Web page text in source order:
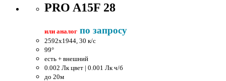
PRO A15F 28
или аналог по запросу
2592x1944, 30 к/c
99°
есть + внешний
0.002 Лк цвет | 0.001 Лк ч/б
до 20м